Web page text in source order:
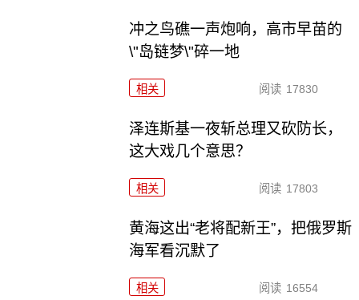
冲之鸟礁一声炮响，高市早苗的
\"岛链梦\"碎一地
相关 阅读 17830
泽连斯基一夜斩总理又砍防长，
这大戏几个意思？
相关 阅读 17803
黄海这出“老将配新王”，把俄罗斯
海军看沉默了
相关 阅读 16554